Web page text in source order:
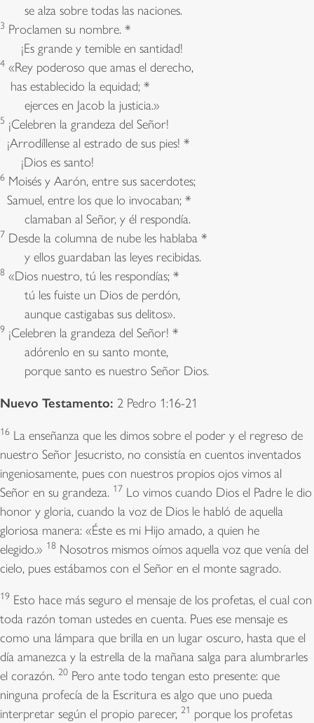
se alza sobre todas las naciones.
3 Proclamen su nombre. *
¡Es grande y temible en santidad!
4 «Rey poderoso que amas el derecho,
has establecido la equidad; *
ejerces en Jacob la justicia.»
5 ¡Celebren la grandeza del Señor!
¡Arrodíllense al estrado de sus pies! *
¡Dios es santo!
6 Moisés y Aarón, entre sus sacerdotes;
Samuel, entre los que lo invocaban; *
clamaban al Señor, y él respondía.
7 Desde la columna de nube les hablaba *
y ellos guardaban las leyes recibidas.
8 «Dios nuestro, tú les respondías; *
tú les fuiste un Dios de perdón,
aunque castigabas sus delitos».
9 ¡Celebren la grandeza del Señor! *
adórenlo en su santo monte,
porque santo es nuestro Señor Dios.
Nuevo Testamento: 2 Pedro 1:16-21
16 La enseñanza que les dimos sobre el poder y el regreso de
nuestro Señor Jesucristo, no consistía en cuentos inventados
ingeniosamente, pues con nuestros propios ojos vimos al
Señor en su grandeza. 17 Lo vimos cuando Dios el Padre le dio
honor y gloria, cuando la voz de Dios le habló de aquella
gloriosa manera: «Éste es mi Hijo amado, a quien he
elegido.» 18 Nosotros mismos oímos aquella voz que venía del
cielo, pues estábamos con el Señor en el monte sagrado.
19 Esto hace más seguro el mensaje de los profetas, el cual con
toda razón toman ustedes en cuenta. Pues ese mensaje es
como una lámpara que brilla en un lugar oscuro, hasta que el
día amanezca y la estrella de la mañana salga para alumbrarles
el corazón. 20 Pero ante todo tengan esto presente: que
ninguna profecía de la Escritura es algo que uno pueda
interpretar según el propio parecer, 21 porque los profetas